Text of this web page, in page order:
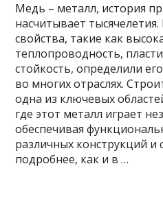
Медь – металл, история
насчитывает
свойства, такие как
теплопроводность,
стойкость, определили
во многих отраслях.
одна из ключевых
где этот металл играет
обеспечивая
различных конструкций и
подробнее, как и в …